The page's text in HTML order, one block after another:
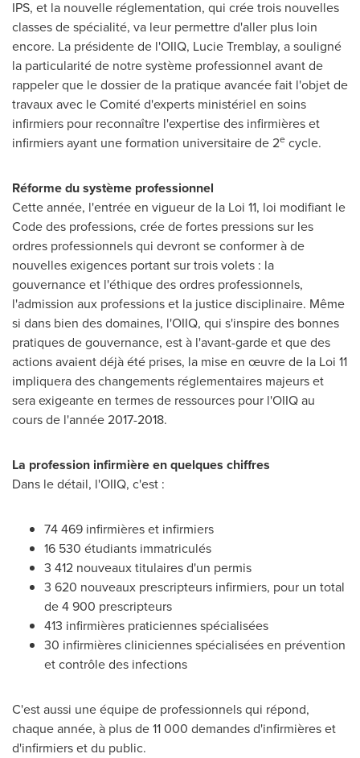
IPS, et la nouvelle réglementation, qui crée trois nouvelles
classes de spécialité, va leur permettre d'aller plus loin
encore. La présidente de l'OIIQ, Lucie Tremblay, a souligné
la particularité de notre système professionnel avant de
rappeler que le dossier de la pratique avancée fait l'objet de
travaux avec le Comité d'experts ministériel en soins
infirmiers pour reconnaître l'expertise des infirmières et
infirmiers ayant une formation universitaire de 2e cycle.
Réforme du système professionnel
Cette année, l'entrée en vigueur de la Loi 11, loi modifiant le
Code des professions, crée de fortes pressions sur les
ordres professionnels qui devront se conformer à de
nouvelles exigences portant sur trois volets : la
gouvernance et l'éthique des ordres professionnels,
l'admission aux professions et la justice disciplinaire. Même
si dans bien des domaines, l'OIIQ, qui s'inspire des bonnes
pratiques de gouvernance, est à l'avant-garde et que des
actions avaient déjà été prises, la mise en œuvre de la Loi 11
impliquera des changements réglementaires majeurs et
sera exigeante en termes de ressources pour l'OIIQ au
cours de l'année 2017-2018.
La profession infirmière en quelques chiffres
Dans le détail, l'OIIQ, c'est :
74 469 infirmières et infirmiers
16 530 étudiants immatriculés
3 412 nouveaux titulaires d'un permis
3 620 nouveaux prescripteurs infirmiers, pour un total
de 4 900 prescripteurs
413 infirmières praticiennes spécialisées
30 infirmières cliniciennes spécialisées en prévention
et contrôle des infections
C'est aussi une équipe de professionnels qui répond,
chaque année, à plus de 11 000 demandes d'infirmières et
d'infirmiers et du public.